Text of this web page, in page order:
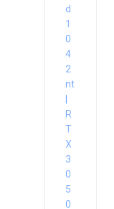
d
1
0
4
2
nt
R
T
X
3
0
5
0